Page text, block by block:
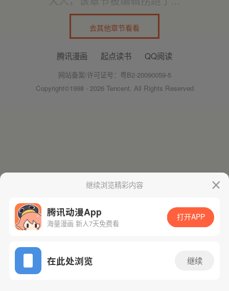
去其他章节看看
继续浏览精彩内容
腾讯动漫App
海量漫画 新人7天免费看
打开APP
在此处浏览 继续
腾讯漫画 起点读书 QQ阅读
网站备案/许可证号：粤B2-20090059-5
Copyright©1998 - 2026 Tencent. All Rights Reserved